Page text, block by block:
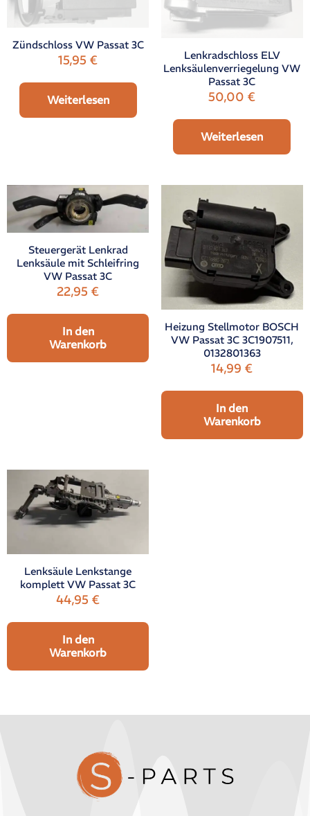
Zündschloss VW Passat 3C
15,95€
Weiterlesen
Lenkradschloss ELV
Lenksäulenverriegelung VW
Passat 3C
50,00€
Weiterlesen
Steuergerät Lenkrad
Lenksäule mit Schleifring
VW Passat 3C
22,95€
In den
Warenkorb
Heizung Stellmotor BOSCH
VW Passat 3C 3C1907511,
0132801363
14,99€
In den
Warenkorb
Lenksäule Lenkstange
komplett VW Passat 3C
44,95€
In den
Warenkorb